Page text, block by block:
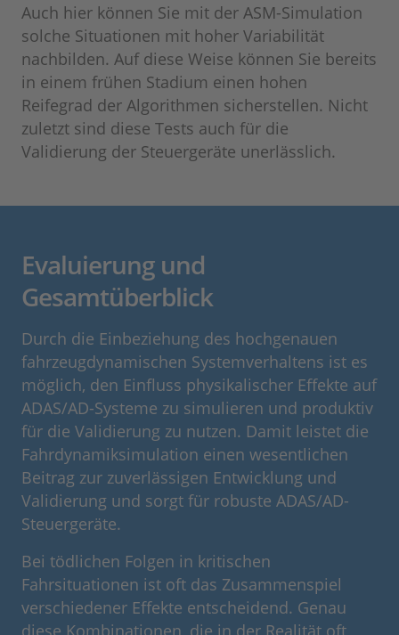
Auch hier können Sie mit der ASM-Simulation
solche Situationen mit hoher Variabilität
nachbilden. Auf diese Weise können Sie bereits
in einem frühen Stadium einen hohen
Reifegrad der Algorithmen sicherstellen. Nicht
zuletzt sind diese Tests auch für die
Validierung der Steuergeräte unerlässlich.
Evaluierung und
Gesamtüberblick
Durch die Einbeziehung des hochgenauen
fahrzeugdynamischen Systemverhaltens ist es
möglich, den Einfluss physikalischer Effekte auf
ADAS/AD-Systeme zu simulieren und produktiv
für die Validierung zu nutzen. Damit leistet die
Fahrdynamiksimulation einen wesentlichen
Beitrag zur zuverlässigen Entwicklung und
Validierung und sorgt für robuste ADAS/AD-
Steuergeräte.
Bei tödlichen Folgen in kritischen
Fahrsituationen ist oft das Zusammenspiel
verschiedener Effekte entscheidend. Genau
diese Kombinationen, die in der Realität oft